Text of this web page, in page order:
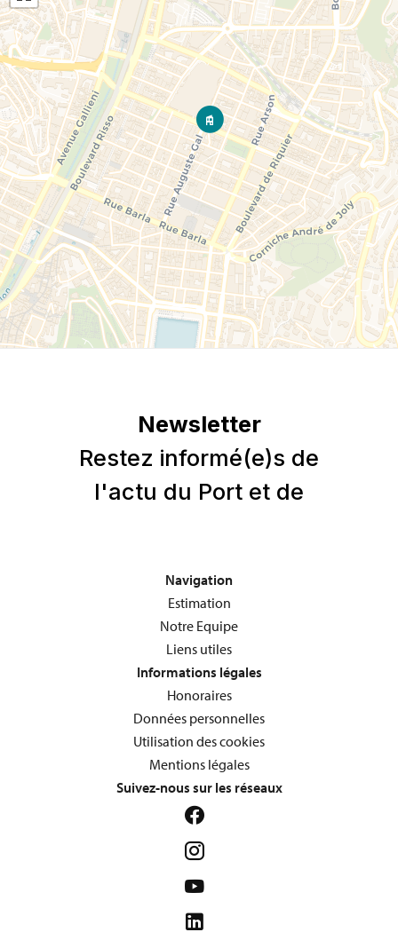
Navigation
Estimation
Notre Equipe
Liens utiles
Informations légales
Honoraires
Données personnelles
Utilisation des cookies
Mentions légales
Suivez-nous sur les réseaux